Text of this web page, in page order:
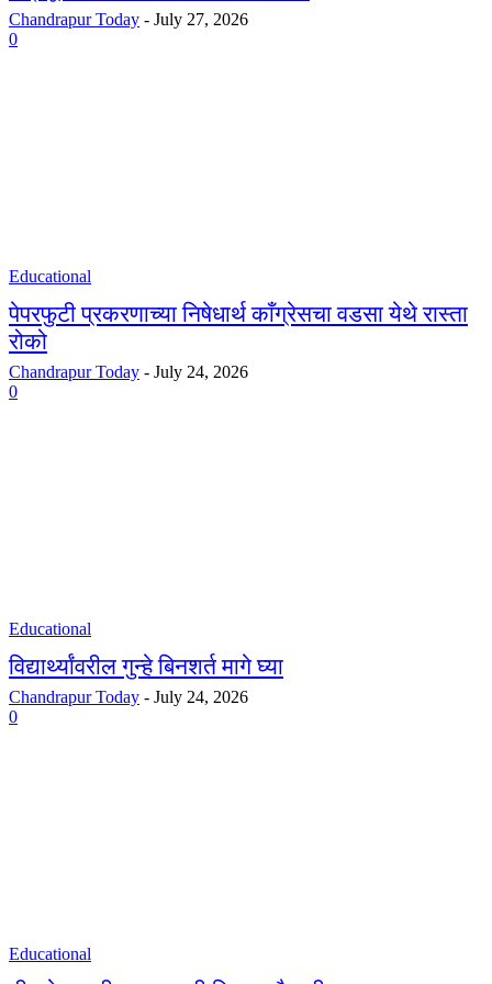
Chandrapur Today - July 27, 2026
0
Educational
पेपरफुटी प्रकरणाच्या निषेधार्थ काँग्रेसचा वडसा येथे रास्ता
रोको
Chandrapur Today - July 24, 2026
0
Educational
विद्यार्थ्यांवरील गुन्हे बिनशर्त मागे घ्या
Chandrapur Today - July 24, 2026
0
Educational